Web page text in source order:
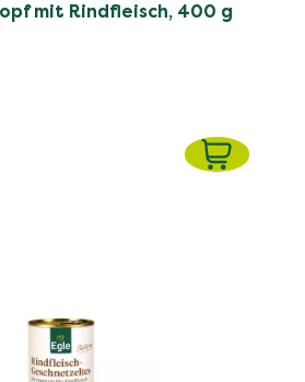
mit Rindfleisch, 400 g